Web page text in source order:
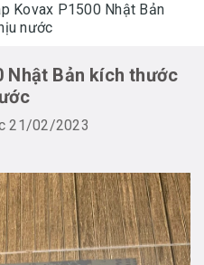
Kovax P1500 Nhật Bản
nước
Nhật Bản kích thước
21/02/2023